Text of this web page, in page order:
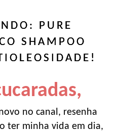
PURE
SHAMPOO
no canal, resenha
ter minha vida em dia,